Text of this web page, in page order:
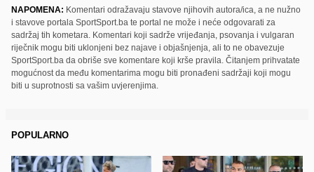
NAPOMENA: Komentari odražavaju stavove njihovih autora/ica, a ne nužno
i stavove portala SportSport.ba te portal ne može i neće odgovarati za
sadržaj tih kometara. Komentari koji sadrže vrijeđanja, psovanja i vulgaran
riječnik mogu biti uklonjeni bez najave i objašnjenja, ali to ne obavezuje
SportSport.ba da obriše sve komentare koji krše pravila. Čitanjem prihvatate
mogućnost da među komentarima mogu biti pronađeni sadržaji koji mogu
biti u suprotnosti sa vašim uvjerenjima.
POPULARNO